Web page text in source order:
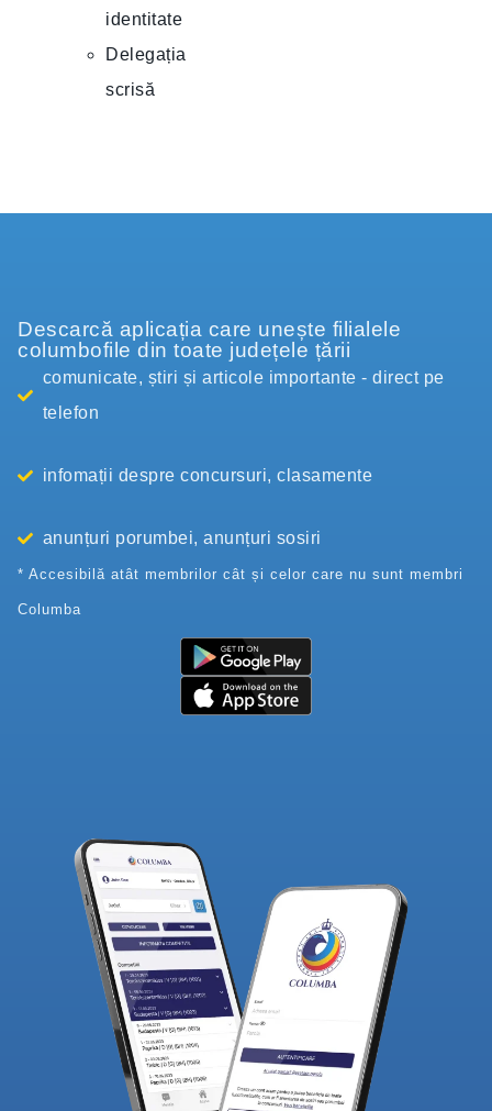
identitate
Delegația
scrisă
Descarcă aplicația care unește filialele
columbofile din toate județele țării
comunicate, știri și articole importante - direct pe
telefon
infomații despre concursuri, clasamente
anunțuri porumbei, anunțuri sosiri
* Accesibilă atât membrilor cât și celor care nu sunt membri
Columba